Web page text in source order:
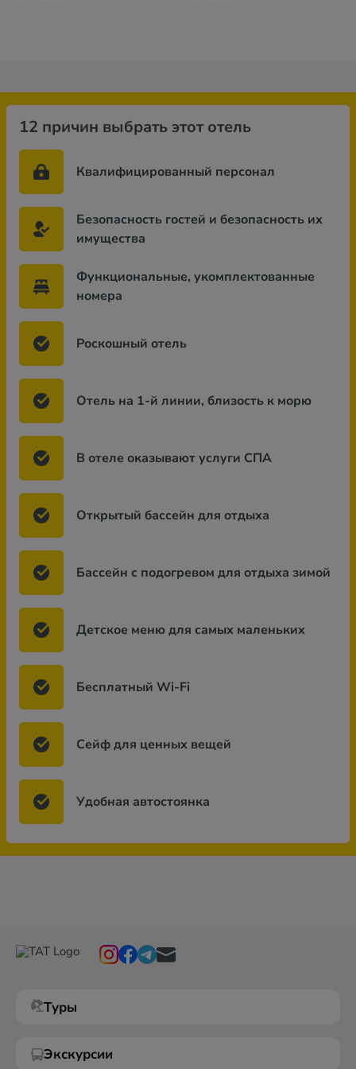
12 причин выбрать этот отель
Квалифицированный персонал
Безопасность гостей и безопасность их
имущества
Функциональные, укомплектованные
номера
Роскошный отель
Отель на 1-й линии, близость к морю
В отеле оказывают услуги СПА
Открытый бассейн для отдыха
Бассейн с подогревом для отдыха зимой
Детское меню для самых маленьких
Бесплатный Wi-Fi
Сейф для ценных вещей
Удобная автостоянка
Туры
Экскурсии